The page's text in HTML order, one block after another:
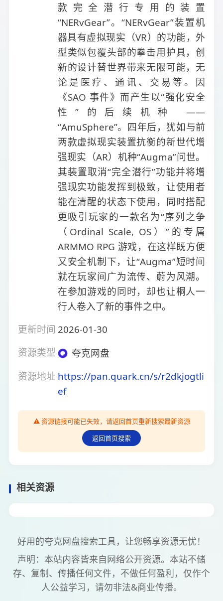
款完全潜行专用的装置
“NERvGear”。“NERvGear”装置机
器具有虚拟现实（VR）的功能，外
型类似包覆头部的拳击用护具，创
新的设计替世界带来无限可能，无
论是医疗、通讯、交易等。因
《SAO 事件》而产生以“强化安全
性”的后续机种 ——
“AmuSphere”。四年后，犹如与前
两款虚拟现实装置抗衡的新世代增
强现实（AR）机种“Augma”问世。
其装置取消“完全潜行”功能并将增
强现实功能发挥到极致，让使用者
能在清醒的状态下使用，同时搭配
更吸引玩家的一款名为“序列之争
（Ordinal Scale, OS）”的专属
ARMMO RPG 游戏，在这样既方便
又安全机制下，让“Augma”短时间
就在玩家间广为流传、蔚为风潮。
在参加游戏的同时，却也让桐人一
行人卷入了新的事件之中。
更新时间 2026-01-30
资源类型
夸克网盘
资源地址 https://pan.quark.cn/s/r2dkjogtli
ef
⚠️ 资源链接可能已失效，请返回首页重新搜索最新资源
返回首页搜索
相关资源
好用的夸克网盘搜索工具，让您畅享资源无忧！
声明：本站内容皆来自网络公开资源。本站不储
存、复制、传播任何文件，不做任何盈利，仅作个
人公益学习，请勿非法&商业传播。